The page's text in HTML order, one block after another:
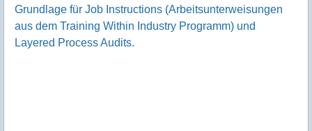
Grundlage für Job Instructions (Arbeitsunterweisungen
aus dem Training Within Industry Programm) und
Layered Process Audits.